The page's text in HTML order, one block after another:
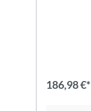
186,98 €*